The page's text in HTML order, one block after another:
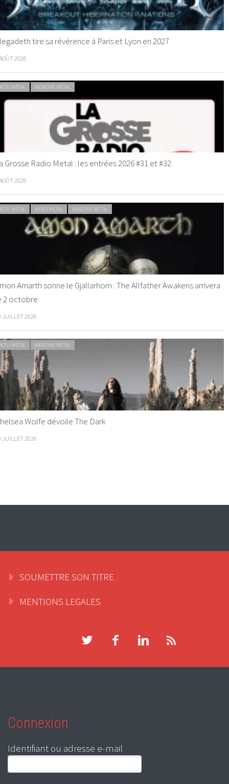
tire sa révérence à Paris et Lyon en 2027
2026
METAL WEBZINE METAL
Grosse Radio Metal : les entrées 2026 #31 et #32
2026
METAL VIDEO METAL WEBZINE METAL
Amarth sonne le Gjallarhorn : The Allfather Awakens arrivera
2 octobre
JUILLET 2026
METAL WEBZINE METAL
Wolfe dévoile The Dark
JUILLET 2026
SOUMETTRE SON TITRE
MENTIONS LEGALES
Connexion
Identifiant ou adresse e-mail